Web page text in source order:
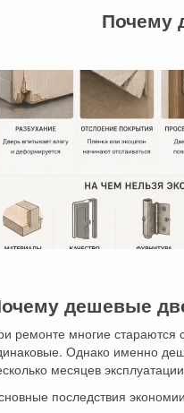
Почему
дешевые
ремонте многие стараются
Однако именно
месяцев
последствия